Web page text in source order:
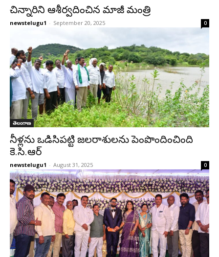
చిన్నారిని ఆశీర్వదించిన మాజీ మంత్రి
newstelugu1 - September 20, 2025 0
తెలంగాణ
నీళ్లను ఒడిసిపట్టి జలరాశులను పెంపొందించింది
కె.సి.ఆర్
newstelugu1 - August 31, 2025 0